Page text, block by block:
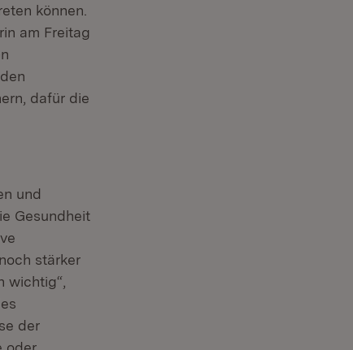
können.
am Freitag
dafür die
und
Gesundheit
stärker
wichtig“,
der